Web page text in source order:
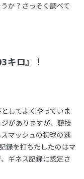
か？さっそく調べて
キロ』！
してよくやっていま
がありますが、競技
マッシュの初球の速
録を打ちだしたのはマ
ギネス記録に認定さ